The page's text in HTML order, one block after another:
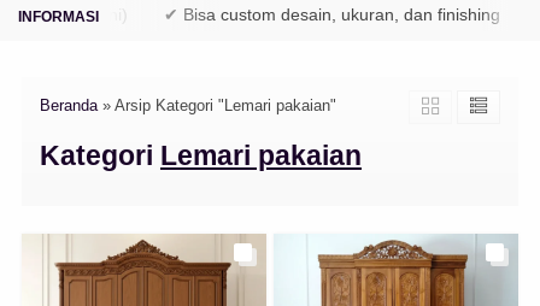
/ Perhutani) ✔ Bisa custom desain, ukuran, dan finishing
Beranda» Arsip Kategori "Lemari pakaian"
Kategori Lemari pakaian